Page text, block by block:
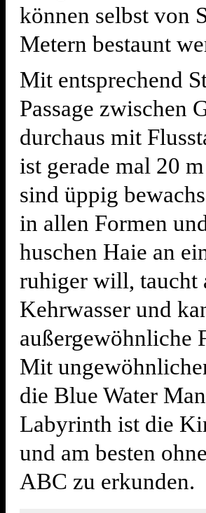
können selbst von
Metern bestaunt
Mit entsprechend
Passage zwischen
durchaus mit
ist gerade mal 20
sind üppig
in allen Formen
huschen Haie an
ruhiger will, taucht
Kehrwasser und
außergewöhnliche
Mit
die Blue Water
Labyrinth ist die
und am besten
ABC zu erkunden.